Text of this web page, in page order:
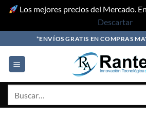
Los mejores precios del Mercado.
Descartar
to
content
*ENVÍOS GRATIS EN COMPRAS